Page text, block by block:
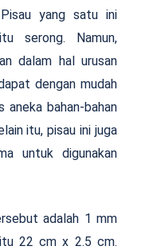
yang satu ini
serong. Namun,
dalam hal urusan
dengan mudah
bahan-bahan
itu, pisau ini juga
untuk digunakan
adalah 1 mm
22 cm x 2.5 cm.